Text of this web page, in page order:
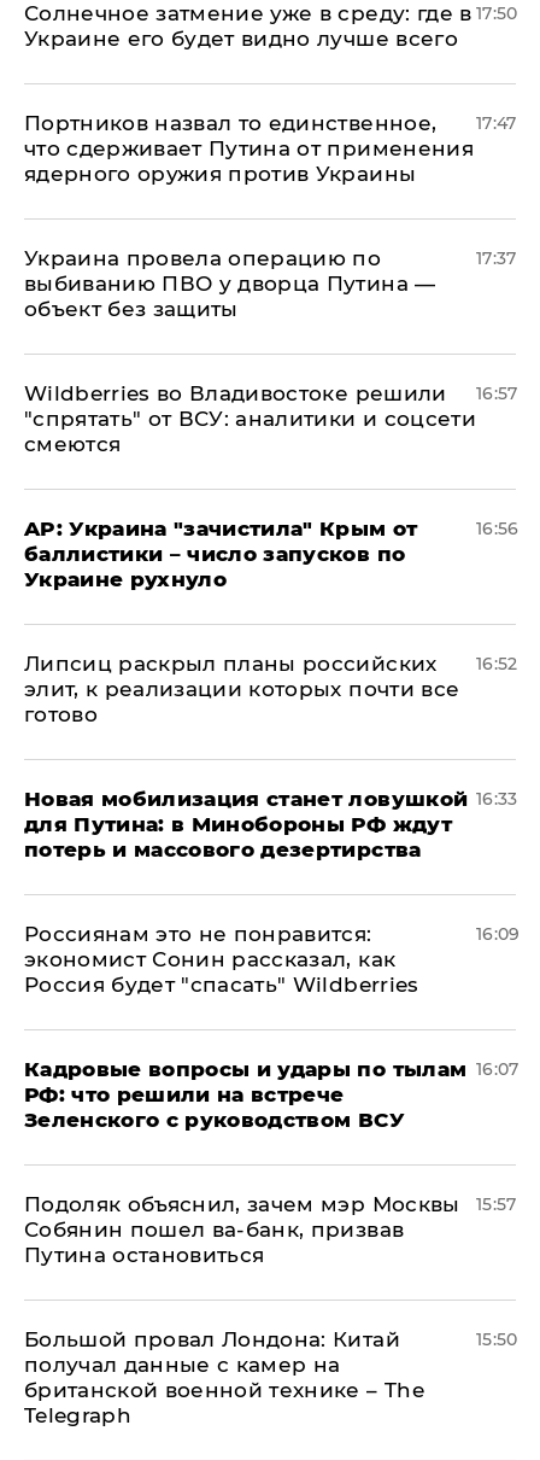
​Солнечное затмение уже в среду: где в
Украине его будет видно лучше всего
17:50
Портников назвал то единственное,
что сдерживает Путина от применения
ядерного оружия против Украины
17:47
Украина провела операцию по
выбиванию ПВО у дворца Путина —
объект без защиты
17:37
Wildberries во Владивостоке решили
"спрятать" от ВСУ: аналитики и соцсети
смеются
16:57
AP: Украина "зачистила" Крым от
баллистики – число запусков по
Украине рухнуло
16:56
Липсиц раскрыл планы российских
элит, к реализации которых почти все
готово
16:52
​Новая мобилизация станет ловушкой
для Путина: в Минобороны РФ ждут
потерь и массового дезертирства
16:33
Россиянам это не понравится:
экономист Сонин рассказал, как
Россия будет "спасать" Wildberries
16:09
Кадровые вопросы и удары по тылам
РФ: что решили на встрече
Зеленского с руководством ВСУ
16:07
Подоляк объяснил, зачем мэр Москвы
Собянин пошел ва-банк, призвав
Путина остановиться
15:57
Большой провал Лондона: Китай
получал данные с камер на
британской военной технике – The
Telegraph
15:50